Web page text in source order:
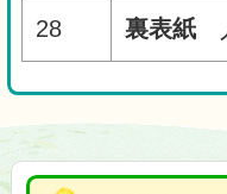
28 裏表紙